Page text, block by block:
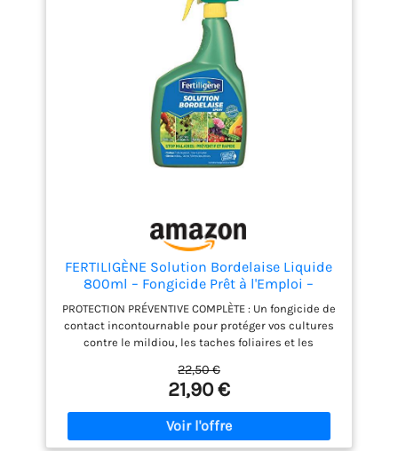
plantes. REMARQUE : Ce produit n’a pas de date de
péremption, la date indiquée sur le produit est la
date de fabrication
FERTILIGÈNE Solution Bordelaise Liquide
800ml – Fongicide Prêt à l'Emploi –
Protection Mildiou & Bactérioses –
Potager et Fruitiers – Agriculture
Biologique
PROTECTION PRÉVENTIVE COMPLÈTE : Un fongicide de
contact incontournable pour protéger vos cultures
contre le mildiou, les taches foliaires et les
LIQUIDE INNOVANTE : À base de particules fines de
cuivre, cette solution liquide assure une meilleure
couverture du feuillage et une résistance accrue au
lessivage par la pluie. POLYVALENCE TOTALE : Idéal
pour toutes les cultures du jardin : potager
22,50 €
21,90 €